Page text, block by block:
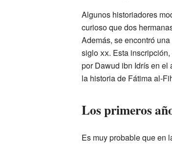
Algunos historiadores
curioso que dos
Además, se encontró
sigloxx. Esta
por Dawud ibn Idrís en el
la historia de Fátima al-
Los primeros
Es muy probable que en